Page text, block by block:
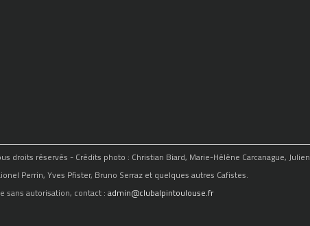
droits réservés - Crédits photo : Christian Biard, Marie-Hélène Carcanague, Julien
Perrin, Yves Pfister, Bruno Serraz et quelques autres Cafistes.
sans autorisation, contact :admin@clubalpintoulouse.fr